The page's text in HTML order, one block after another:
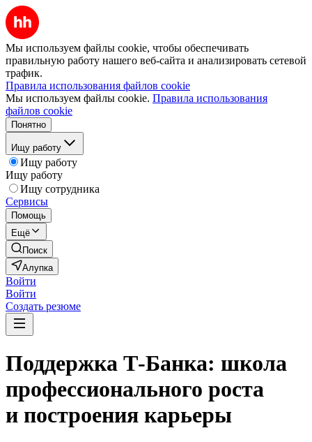
Мы используем файлы cookie, чтобы обеспечивать
правильную работу нашего веб-сайта и анализировать сетевой
трафик.
Правила использования файлов cookie
Мы используем файлы cookie. Правила использования
файлов cookie
Понятно
Ищу работу
Ищу работу
Ищу работу
Ищу сотрудника
Сервисы
Помощь
Ещё
Поиск
Алупка
Войти
Войти
Создать резюме
Поддержка Т-Банка: школа
профессионального роста
и построения карьеры